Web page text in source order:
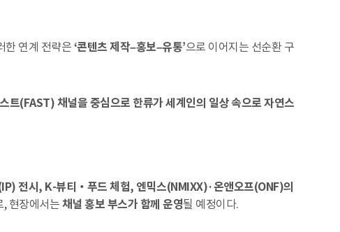
한 연계 전략은‘콘텐츠 제작–홍보–유통’으로 이어지는 선순환 구
트(FAST) 채널을 중심으로 한류가 세계인의 일상 속으로 자연스
전시, K-뷰티‧푸드 체험, 엔믹스(NMIXX)·온앤오프(ONF)의
, 현장에서는 채널 홍보 부스가 함께 운영될 예정이다.